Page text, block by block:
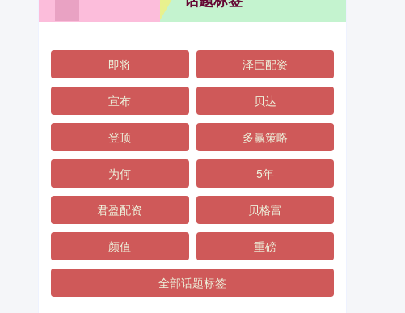
即将 泽巨配资
宣布 贝达
登顶 多赢策略
为何 5年
君盈配资 贝格富
颜值 重磅
全部话题标签